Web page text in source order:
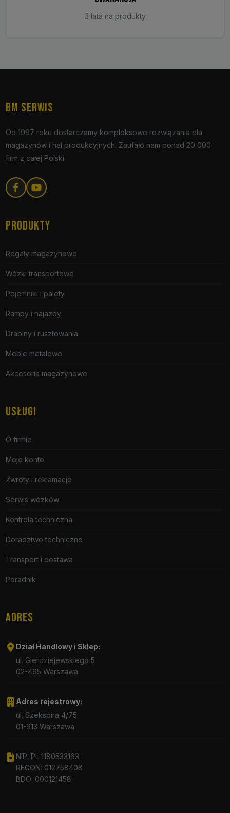
3 lata na produkty
BM SERWIS
Od 1997 roku dostarczamy kompleksowe rozwiązania dla
magazynów i hal produkcyjnych. Zaufało nam ponad 20 000
firm z całej Polski.
PRODUKTY
Regały magazynowe
Wózki transportowe
Pojemniki i palety
Rampy i najazdy
Drabiny i rusztowania
Meble metalowe
Akcesoria magazynowe
USŁUGI
O firmie
Moje konto
Zwroty i reklamacje
Serwis wózków
Kontrola techniczna
Doradztwo techniczne
Transport i dostawa
Poradnik
ADRES
Dział Handlowy i Sklep:
ul. Gierdziejewskiego 5
02-495 Warszawa
Adres rejestrowy:
ul. Szekspira 4/75
01-913 Warszawa
NIP: PL 1180533163
REGON: 012758408
BDO: 000121458